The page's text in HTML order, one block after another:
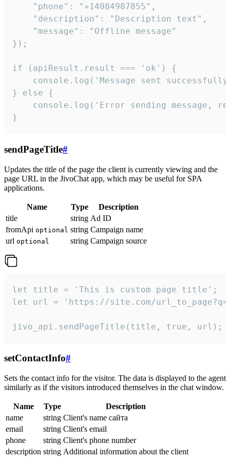
    "phone": "+14084987855",
    "description": "Description text",
    "message": "Offline message"
});
if (apiResult.result === 'ok') {
console.log('Message sent
} else {
console.log('Error sending message,
}
sendPageTitle#
Updates the title of the page the client is currently viewing and the
page URL in the JivoChat app, which may be useful for SPA
applications.
Name Type
Description
title
string Ad ID
fromApi optional string Campaign name
url optional string Campaign source
let title = 'This is custom page title';
let url = 'https://site.com/
jivo_api.sendPageTitle(title, true, url);
setContactInfo#
Sets the contact info for the visitor. The data is displayed to the agent
similarly as if the visitors introduced themselves in the chat window.
Name Type
Description
name
string Client's name сайта
email
string Client's email
phone
string Client's phone number
description string Additional information about the client